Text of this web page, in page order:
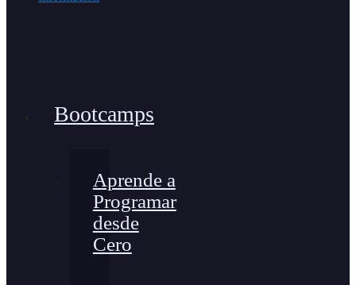
Bootcamps
Aprende a
Programar
desde
Cero